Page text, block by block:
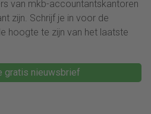
van mkb-accountantskantoren
zijn. Schrijf je in voor de
hoogte te zijn van het laatste
gratis nieuwsbrief